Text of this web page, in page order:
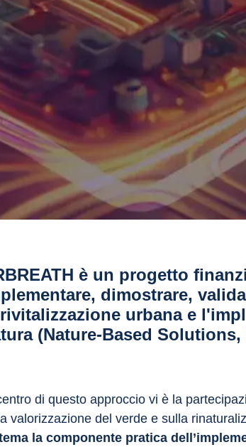
è un progetto
dimostrare,
urbana​ e
(Nature-Based Solutions,
di questo approccio vi è la
valorizzazione del verde e sulla
la componente pratica